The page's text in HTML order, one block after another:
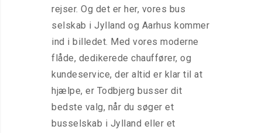
rejser. Og det er her, vores bus
selskab i Jylland og Aarhus kommer
ind i billedet. Med vores moderne
flåde, dedikerede chauffører, og
kundeservice, der altid er klar til at
hjælpe, er Todbjerg busser dit
bedste valg, når du søger et
busselskab i Jylland eller et